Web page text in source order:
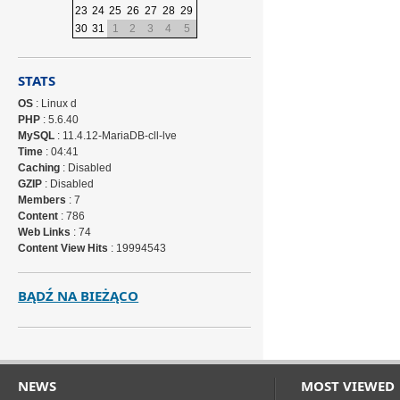
23 24 25 26 27 28 29
30 31 1 2 3 4 5
STATS
OS : Linux d
PHP : 5.6.40
MySQL : 11.4.12-MariaDB-cll-lve
Time : 04:41
Caching : Disabled
GZIP : Disabled
Members : 7
Content : 786
Web Links : 74
Content View Hits : 19994543
BĄDŹ NA BIEŻĄCO
NEWS MOST VIEWED